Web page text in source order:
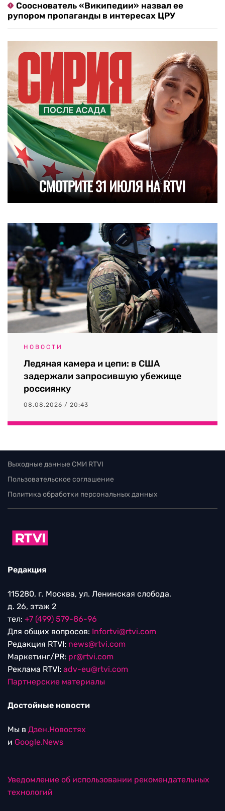
Сооснователь «Википедии» назвал ее
рупором пропаганды в интересах ЦРУ
НОВОСТИ
Ледяная камера и цепи: в США
задержали запросившую убежище
россиянку
08.08.2026 / 20:43
Выходные данные СМИ RTVI
Пользовательское соглашение
Политика обработки персональных данных
Редакция
115280, г. Москва, ул. Ленинская слобода,
д. 26, этаж 2
тел: +7 (499) 579-86-96
Для общих вопросов: Infortvi@rtvi.com
Редакция RTVI: news@rtvi.com
Маркетинг/PR: pr@rtvi.com
Реклама RTVI: adv-eu@rtvi.com
Партнерские материалы
Достойные новости
Мы в Дзен.Новостях
и Google.News
Уведомление об использовании рекомендательных
технологий